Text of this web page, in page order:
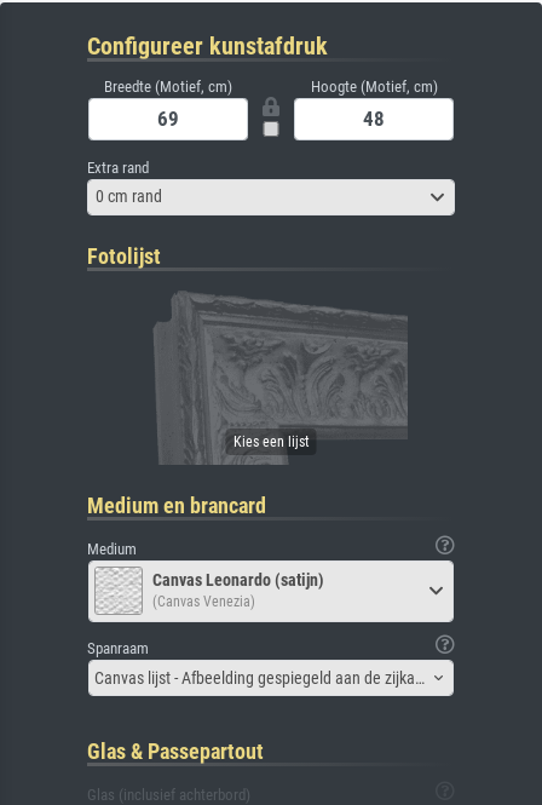
Configureer kunstafdruk
Breedte (Motief, cm) Hoogte (Motief, cm)
Extra rand
0 cm rand
Fotolijst
Medium en brancard
Medium
Canvas Leonardo (satijn)
(Canvas Venezia)
Spanraam
Canvas lijst - Afbeelding gespiegeld aan de zijkant
Glas & Passepartout
Glas (inclusief achterbord)